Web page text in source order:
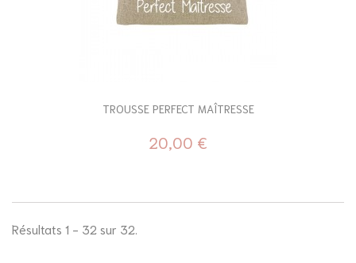
TROUSSE PERFECT MAÎTRESSE
20,00 €
Résultats 1 - 32 sur 32.